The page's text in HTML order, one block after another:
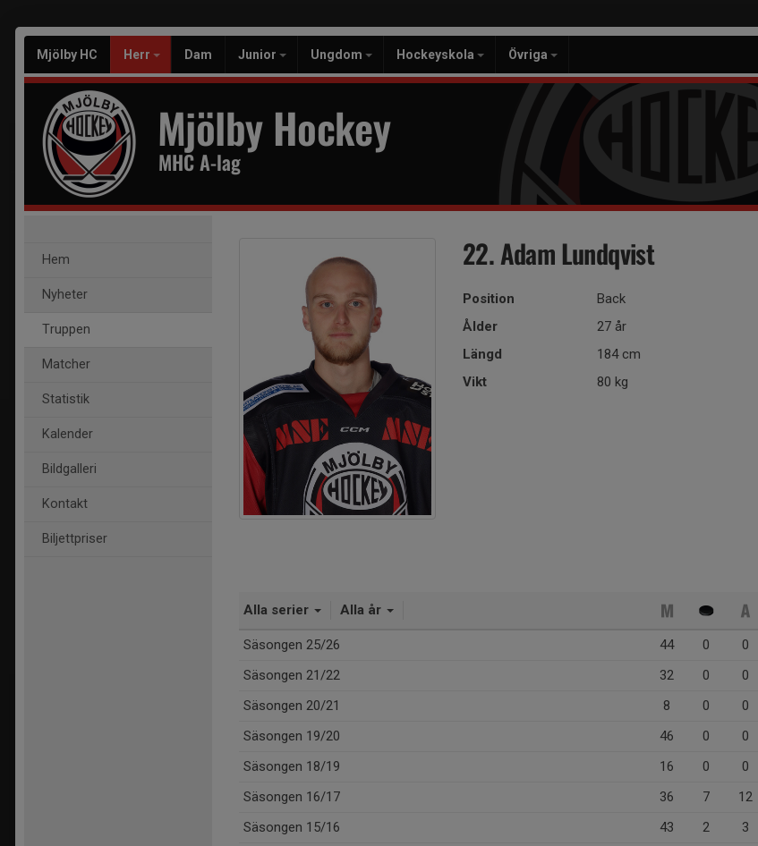
Mjölby HC Herr Dam Junior Ungdom Hockeyskola Övriga
Mjölby Hockey
MHC A-lag
Hem
Nyheter
Truppen
Matcher
Statistik
Kalender
Bildgalleri
Kontakt
Biljettpriser
22. Adam Lundqvist
Position
Back
Ålder
27 år
Längd
184 cm
Vikt
80 kg
Alla serier Alla år
Säsongen 25/26 44 0 0
Säsongen 21/22
32 0 0
Säsongen 20/21
8 0 0
Säsongen 19/20
46 0 0
Säsongen 18/19
16 0 0
Säsongen 16/17
36 7 12
Säsongen 15/16
43 2 3